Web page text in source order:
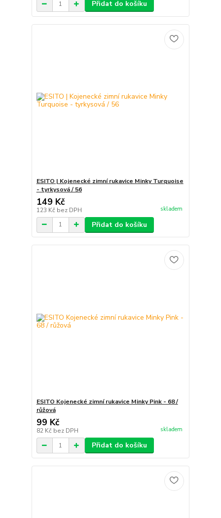
Přidat do košíku
ESITO | Kojenecké zimní rukavice Minky Turquoise
- tyrkysová / 56
149 Kč
123 Kč bez DPH skladem
Přidat do košíku
ESITO Kojenecké zimní rukavice Minky Pink - 68 /
růžová
99 Kč
82 Kč bez DPH skladem
Přidat do košíku